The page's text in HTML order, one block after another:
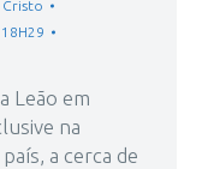
18H29
Leão em
na
a cerca de